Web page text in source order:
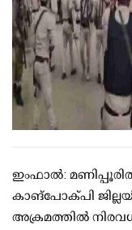
ഇംഫാല്‍: മണിപ്പൂരില്‍
കാങ്‌പോക്പി
അക്രമത്തില്‍